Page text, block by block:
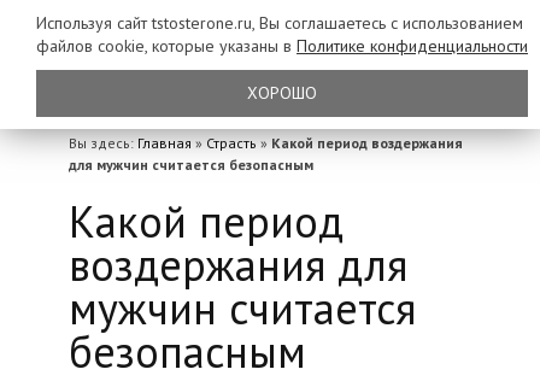
Вы здесь: Главная » Страсть » Какой период воздержания
для мужчин считается безопасным
Какой период
воздержания для
мужчин считается
безопасным
Используя сайт tstosterone.ru, Вы соглашаетесь с использованием
файлов cookie, которые указаны в Политике конфиденциальности
ХОРОШО